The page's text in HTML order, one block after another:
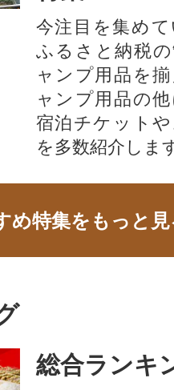
今注目を集め
ふるさと納税
ャンプ用品を
ャンプ用品の
宿泊チケット
を多数紹介しま
め特集をもっと
総合ランキ